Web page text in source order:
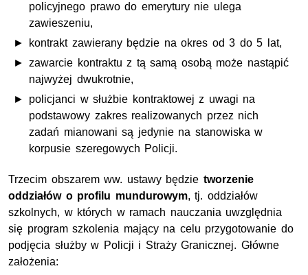
policyjnego prawo do emerytury nie ulega
zawieszeniu,
kontrakt zawierany będzie na okres od 3 do 5 lat,
zawarcie kontraktu z tą samą osobą może nastąpić
najwyżej dwukrotnie,
policjanci w służbie kontraktowej z uwagi na
podstawowy zakres realizowanych przez nich
zadań mianowani są jedynie na stanowiska w
korpusie szeregowych Policji.
Trzecim obszarem ww. ustawy będzie tworzenie
oddziałów o profilu mundurowym, tj. oddziałów
szkolnych, w których w ramach nauczania uwzględnia
się program szkolenia mający na celu przygotowanie do
podjęcia służby w Policji i Straży Granicznej. Główne
założenia: